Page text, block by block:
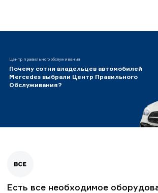
Центр правильного обслуживания
Почему сотни владельцев автомобилей
Mercedes выбрали Центр Правильного
Обслуживания?
Есть все необходимое